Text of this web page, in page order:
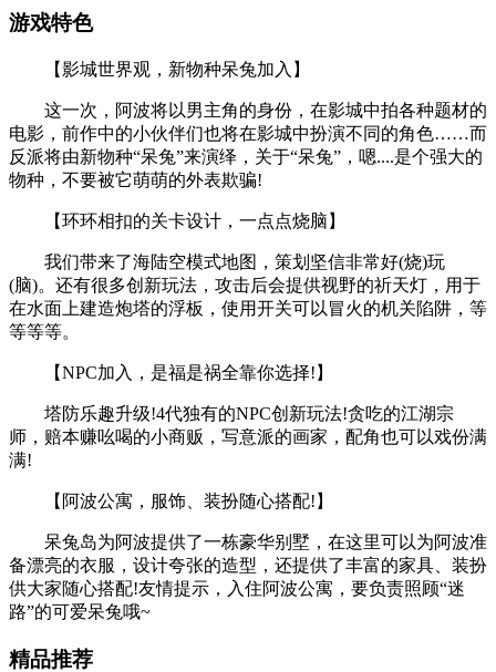
游戏特色
【影城世界观，新物种呆兔加入】
这一次，阿波将以男主角的身份，在影城中拍各种题材的
电影，前作中的小伙伴们也将在影城中扮演不同的角色……而
反派将由新物种“呆兔”来演绎，关于“呆兔”，嗯....是个强大的
物种，不要被它萌萌的外表欺骗!
【环环相扣的关卡设计，一点点烧脑】
我们带来了海陆空模式地图，策划坚信非常好(烧)玩
(脑)。还有很多创新玩法，攻击后会提供视野的祈天灯，用于
在水面上建造炮塔的浮板，使用开关可以冒火的机关陷阱，等
等等等。
【NPC加入，是福是祸全靠你选择!】
塔防乐趣升级!4代独有的NPC创新玩法!贪吃的江湖宗
师，赔本赚吆喝的小商贩，写意派的画家，配角也可以戏份满
满!
【阿波公寓，服饰、装扮随心搭配!】
呆兔岛为阿波提供了一栋豪华别墅，在这里可以为阿波准
备漂亮的衣服，设计夸张的造型，还提供了丰富的家具、装扮
供大家随心搭配!友情提示，入住阿波公寓，要负责照顾“迷
路”的可爱呆兔哦~
精品推荐